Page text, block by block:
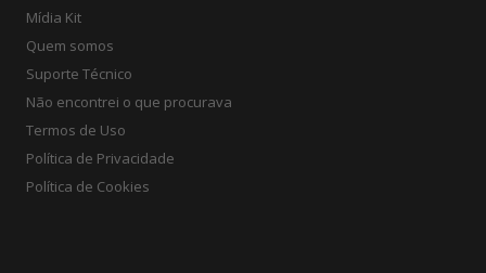
Mídia Kit
Quem somos
Suporte Técnico
Não encontrei o que procurava
Termos de Uso
Política de Privacidade
Política de Cookies